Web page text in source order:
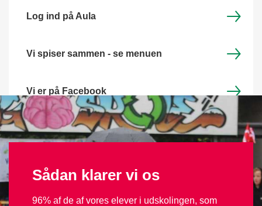
Log ind på Aula
Vi spiser sammen - se menuen
Vi er på Facebook
Sådan klarer vi os
96% af de af vores elever i udskolingen, som